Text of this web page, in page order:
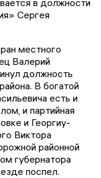
Сергея
местного
Валерий
должность
В богатой
есть и
и партийная
и Георгиу-
Виктора
районной
губернатора
поспел.